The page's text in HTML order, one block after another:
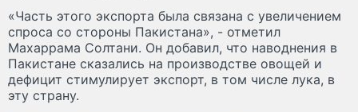
«Часть этого экспорта была связана с увеличением
спроса со стороны Пакистана», - отметил
Махаррама Солтани. Он добавил, что наводнения в
Пакистане сказались на производстве овощей и
дефицит стимулирует экспорт, в том числе лука, в
эту страну.